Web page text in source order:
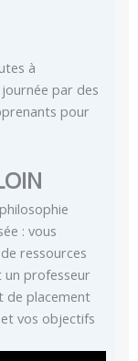
à
par des
pour
: vous
ressources
un professeur
de placement
vos objectifs